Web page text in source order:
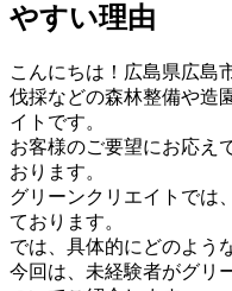
やすい理由
こんにちは！広島県広島
伐採などの森林整備や造
イトです。
お客様のご要望にお応え
おります。
グリーンクリエイトでは
ております。
では、具体的にどのよう
今回は、未経験者がグリ